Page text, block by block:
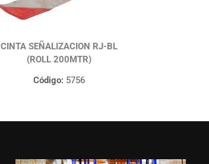
CINTA SEÑALIZACION RJ-BL
(ROLL 200MTR)
Código: 5756